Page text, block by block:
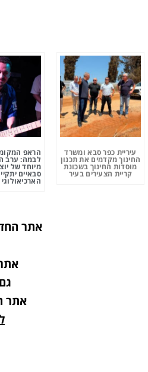
עיריית כפר סבא ומשרד
החינוך מקדמים את תכנון
מוסדות החינוך בשכונת
קריית הצעירים בעיר
הראפ
לבמה: ערב
מיוחד של
סבאיים
אתר
אתר